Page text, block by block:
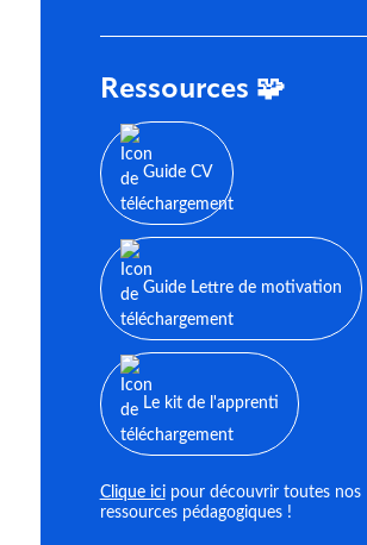
Ressources 🧩
Guide CV
Guide Lettre de motivation
Le kit de l'apprenti
Clique icipour découvrir toutes nos
ressources pédagogiques !